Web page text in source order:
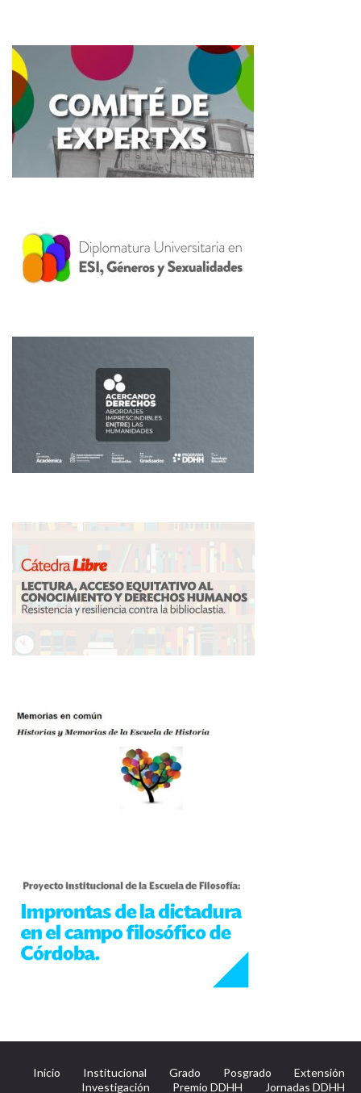
Inicio Institucional Grado Posgrado
Extensión
Investigación
Premio DDHH Jornadas DDHH